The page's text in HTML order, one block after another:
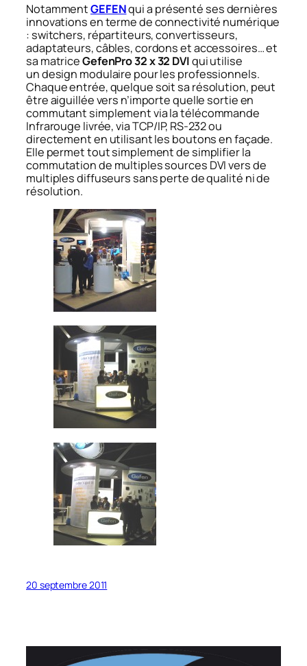
NotammentGEFENqui a présenté ses dernières
innovations en terme de connectivité numérique
: switchers, répartiteurs, convertisseurs,
adaptateurs, câbles, cordons et accessoires… et
sa matriceGefenPro 32 x 32 DVIqui utilise
un design modulaire pour les professionnels.
Chaque entrée, quelque soit sa résolution, peut
être aiguillée vers n’importe quelle sortie en
commutant simplement via la télécommande
Infrarouge livrée, via TCP/IP, RS-232 ou
directement en utilisant les boutons en façade.
Elle permet tout simplement de simplifier la
commutation de multiples sources DVI vers de
multiples diffuseurs sans perte de qualité ni de
résolution.
20 septembre 2011